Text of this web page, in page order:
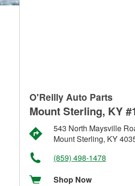
O'Reilly Auto Parts
Mount Sterling, KY
543 North Maysville
Mount Sterling, KY
(859) 498-1478
Shop Now